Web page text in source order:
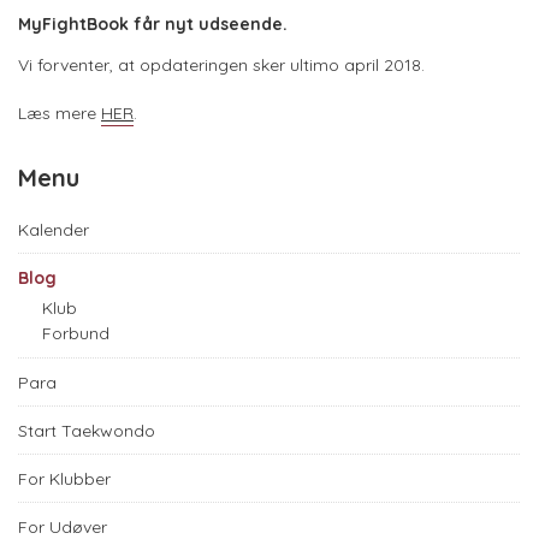
MyFightBook får nyt udseende.
Vi forventer, at opdateringen sker ultimo april 2018.
Læs mere HER.
Menu
Kalender
Blog
Klub
Forbund
Para
Start Taekwondo
For Klubber
For Udøver